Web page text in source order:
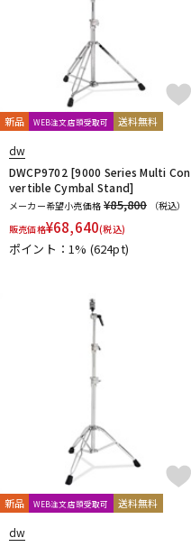
新品 WEB注文店頭受取可 送料無料
dw
DWCP9702 [9000 Series Multi Con
vertible Cymbal Stand]
メーカー希望小売価格 ¥85,800
（税込）
販売価格¥68,640(税込)
ポイント：1% (624pt)
新品 WEB注文店頭受取可 送料無料
dw